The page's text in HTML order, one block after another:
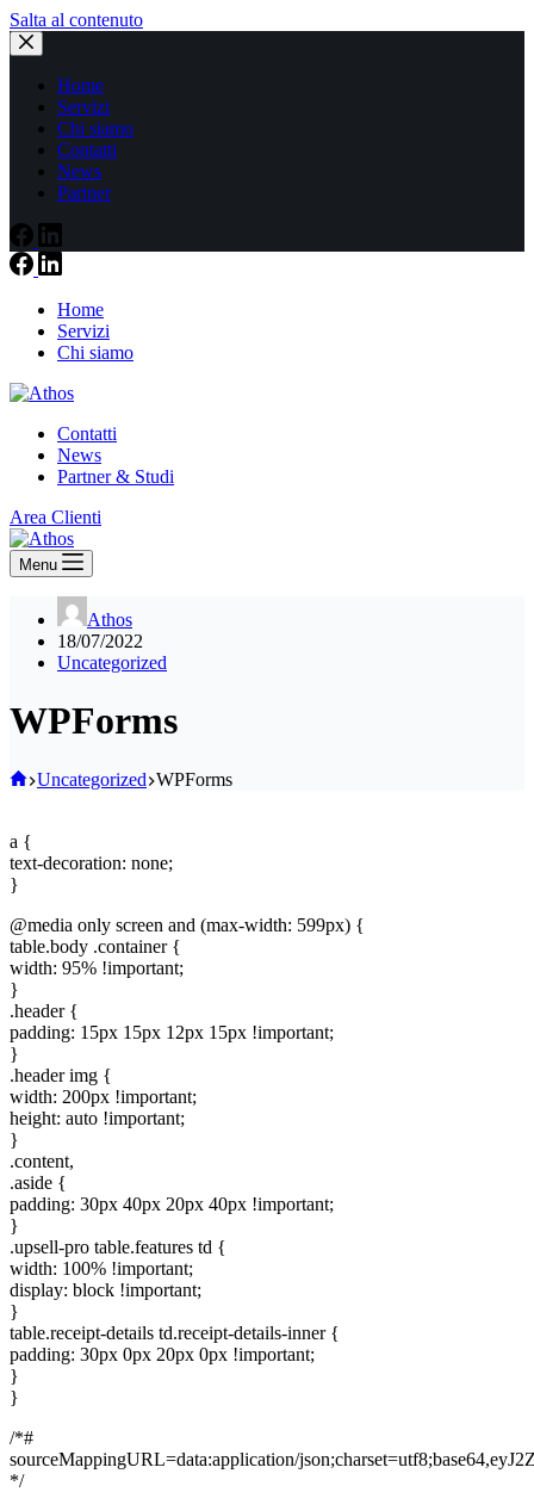
Salta al contenuto
Home
Servizi
Chi siamo
Contatti
News
Partner
Home
Servizi
Chi siamo
Contatti
News
Partner & Studi
Area Clienti
Menu
Athos
18/07/2022
Uncategorized
WPForms
Home
Uncategorized WPForms
a {
text-decoration: none;
}
@media only screen and (max-width: 599px) {
table.body .container {
width: 95% !important;
}
.header {
padding: 15px 15px 12px 15px !important;
}
.header img {
width: 200px !important;
height: auto !important;
}
.content,
.aside {
padding: 30px 40px 20px 40px !important;
}
.upsell-pro table.features td {
width: 100% !important;
display: block !important;
}
table.receipt-details td.receipt-details-inner {
padding: 30px 0px 20px 0px !important;
}
}
/*#
sourceMappingURL=data:application/
*/